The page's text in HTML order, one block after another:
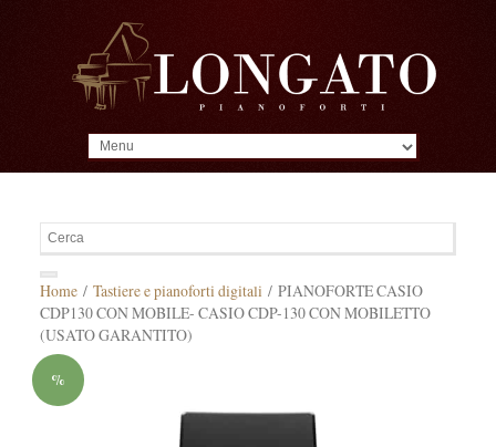
Home/ Tastiere e pianoforti digitali / PIANOFORTE CASIO
CDP130 CON MOBILE- CASIO CDP-130 CON MOBILETTO
(USATO GARANTITO)
%